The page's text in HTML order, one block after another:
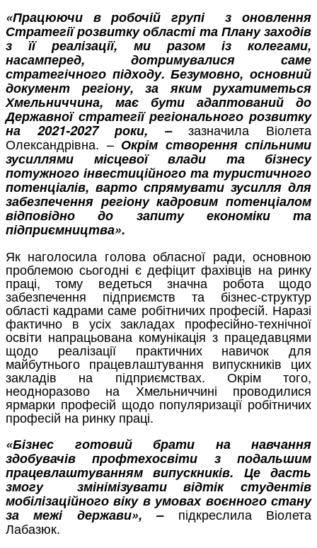
«Працюючи в робочій групі з оновлення
Стратегії розвитку області та Плану заходів
з її реалізації, ми разом із колегами,
насамперед, дотримувалися саме
стратегічного підходу. Безумовно, основний
документ регіону, за яким рухатиметься
Хмельниччина, має бути адаптований до
Державної стратегії регіонального розвитку
на 2021-2027 роки, –зазначила Віолета
Олександрівна. – Окрім створення спільними
зусиллями місцевої влади та бізнесу
потужного інвестиційного та туристичного
потенціалів, варто спрямувати зусилля для
забезпечення регіону кадровим потенціалом
відповідно до запиту економіки та
підприємництва».
Як наголосила голова обласної ради, основною
проблемою сьогодні є дефіцит фахівців на ринку
праці, тому ведеться значна робота щодо
забезпечення підприємств та бізнес-структур
області кадрами саме робітничих професій. Наразі
фактично в усіх закладах професійно-технічної
освіти напрацьована комунікація з працедавцями
щодо реалізації практичних навичок для
майбутнього працевлаштування випускників цих
закладів на підприємствах. Окрім того,
неодноразово на Хмельниччині проводилися
ярмарки професій щодо популяризації робітничих
професій на ринку праці.
«Бізнес готовий брати на навчання
здобувачів профтехосвіти з подальшим
працевлаштуванням випускників. Це дасть
змогу змінімізувати відтік студентів
мобілізаційного віку в умовах воєнного стану
за межі держави», – підкреслила Віолета
Лабазюк.